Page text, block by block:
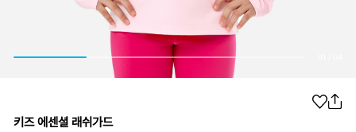
키즈 에센셜 래쉬가드